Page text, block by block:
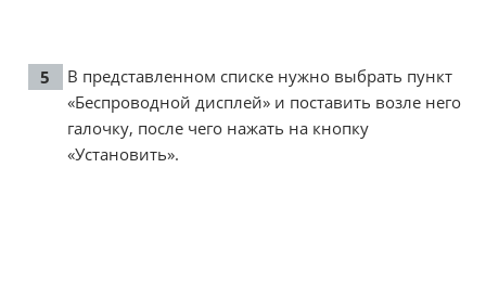
В представленном списке нужно выбрать пункт
«Беспроводной дисплей» и поставить возле него
галочку, после чего нажать на кнопку
«Установить».